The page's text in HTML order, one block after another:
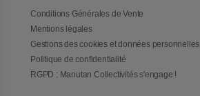
Conditions Générales de Vente
Mentions légales
Gestions des cookies et données personnelles
Politique de confidentialité
RGPD : Manutan Collectivités s'engage !